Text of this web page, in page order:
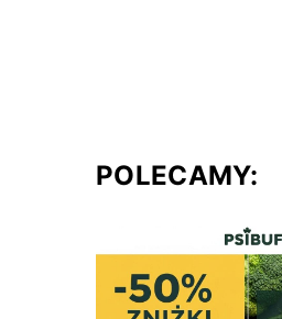
POLECAMY: